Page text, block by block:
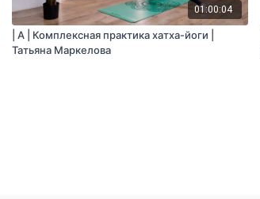
01:00:04
| A | Комплексная практика хатха-йоги |
Татьяна Маркелова